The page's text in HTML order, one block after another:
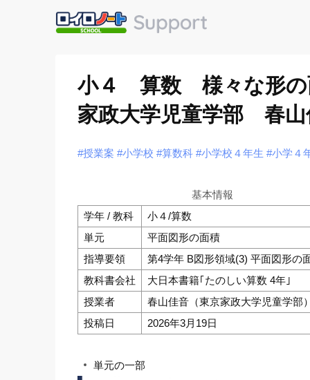
小４ 算数 様々な形の
家政大学児童学部 春山
#授業案 #小学校 #算数科 #小学校４年生 #小学４
基本情報
学年 / 教科
小４/算数
単元
平面図形の面積
指導要領
第4学年 B図形領域(3) 平面図形の
教科書会社
大日本書籍｢たのしい算数 4年｣
授業者
春山佳音（東京家政大学児童学部
投稿日
2026年3月19日
単元の一部